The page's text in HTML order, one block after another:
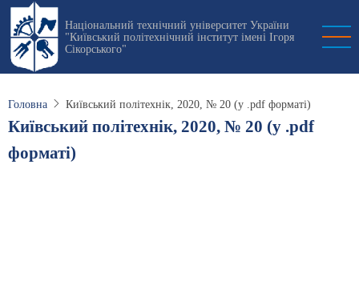
Перейти
основного
вмісту
Національний технічний університет України
"Київський політехнічний інститут імені Ігоря
Сікорського"
Головна Київський політехнік, 2020, № 20 (у .pdf форматі)
Київський політехнік, 2020, № 20 (у .pdf
форматі)